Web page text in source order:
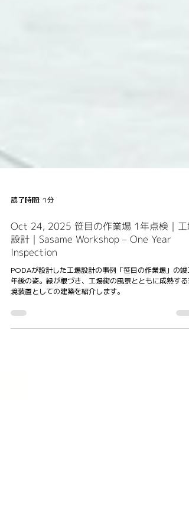
読了時間: 1分
Oct 24, 2025 笹目の作業場 1年点検｜工
設計｜Sasame Workshop – One Year
Inspection
年後の姿。緑が根づき、工場街の風景とともに成熟する